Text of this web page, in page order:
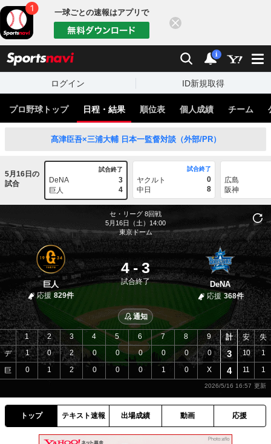
一球ごとの速報はアプリで
検索 通知
i
ログイン ID新規取得
プロ野球トップ 日程・結果 順位表 個人成績 チーム
髙津臣吾×三浦大輔 日本一監督対談（外部/PR）
5月16日の
試合
試合終了
DeNA
3
巨人
4
試合終了
ヤクルト
0
中日
8
広島
阪神
セ・リーグ 8回戦
5月16日（土）14:00
東京ドーム
巨人
応援 829件
4 - 3
試合終了 DeNA
応援 368件
通知
デ
巨
1 2 3 4 5 6 7 8
9
1
0 2 0 0 0 0 0
0
0
1 2 0 0 0 1 0 X
計 安 失
3 10 1
4 11 1
2026/5/16 16:57
トップ テキスト速報 出場成績 動画 応援